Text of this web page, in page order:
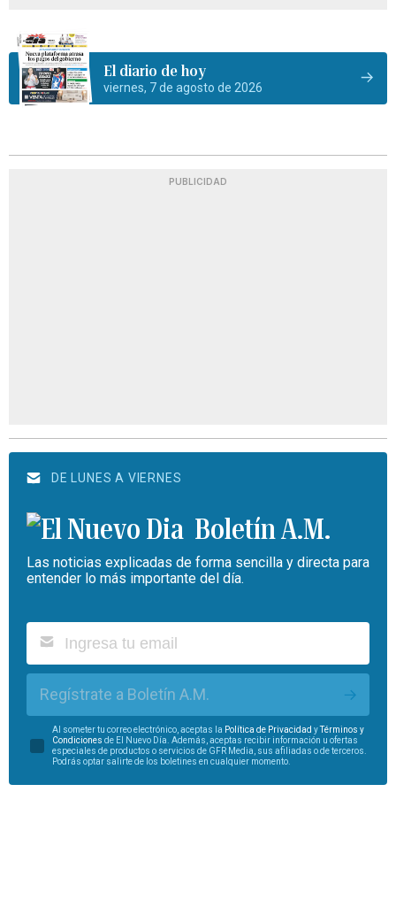
El diario de hoy
viernes, 7 de agosto de 2026
PUBLICIDAD
DE LUNES A VIERNES
Boletín A.M.
Las noticias explicadas de forma sencilla y directa para
entender lo más importante del día.
Regístrate a Boletín A.M.
Al someter tu correo electrónico, aceptas la Política de Privacidad y
Términos y
Condiciones de El Nuevo Día. Además, aceptas recibir información u ofertas
especiales de productos o servicios de GFR Media, sus afiliadas o de terceros.
Podrás optar salirte de los boletines en cualquier momento.